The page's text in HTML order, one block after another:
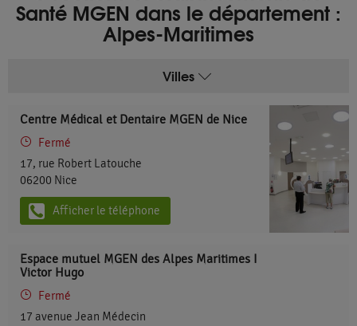
Santé MGEN dans le département :
Alpes-Maritimes
Villes
Centre Médical et Dentaire MGEN de Nice
Fermé
17, rue Robert Latouche
06200 Nice
Afficher le téléphone
Espace mutuel MGEN des Alpes Maritimes I
Victor Hugo
Fermé
17 avenue Jean Médecin